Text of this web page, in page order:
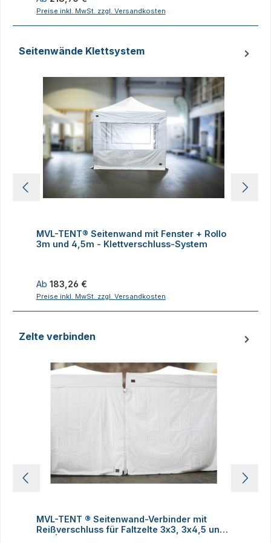
Preise inkl. MwSt. zzgl. Versandkosten
Seitenwände Klettsystem
MVL-TENT® Seitenwand mit Fenster + Rollo
3m und 4,5m - Klettverschluss-System
Regulärer Preis:
Ab 183,26 €
Preise inkl. MwSt. zzgl. Versandkosten
Zelte verbinden
MVL-TENT ® Seitenwand-Verbinder mit
Reißverschluss für Faltzelte 3x3, 3x4,5 und